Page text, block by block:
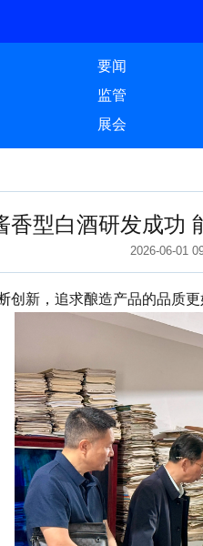
要闻
监管
展会
香型白酒研发成功
2026-06-01
新，追求酿造产品的品质更